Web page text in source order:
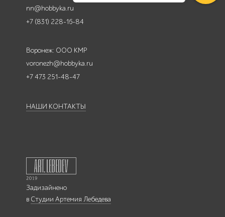
nn@hobbyka.ru
+7 (831) 228-16-84
Воронеж: ООО КМР
voronezh@hobbyka.ru
+7 473 251-48-47
НАШИ КОНТАКТЫ
Задизайнено
в Студии Артемия Лебедева